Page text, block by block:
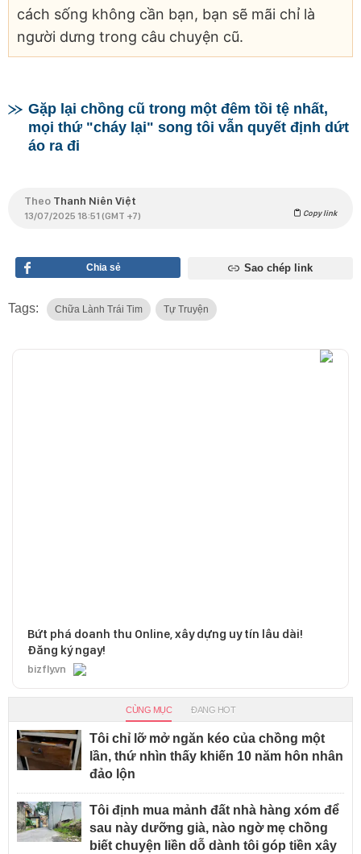
cách sống không cần bạn, bạn sẽ mãi chỉ là
người dưng trong câu chuyện cũ.
Gặp lại chồng cũ trong một đêm tồi tệ nhất,
mọi thứ "cháy lại" song tôi vẫn quyết định dứt
áo ra đi
Theo Thanh Niên Việt
13/07/2025 18:51 (GMT +7) Copy link
Chia sẻ Sao chép link
Tags: Chữa Lành Trái Tim Tự Truyện
Bứt phá doanh thu Online, xây dựng uy tín lâu dài!
Đăng ký ngay!
bizfly.vn
CÙNG MỤC ĐANG HOT
Tôi chỉ lỡ mở ngăn kéo của chồng một
lần, thứ nhìn thấy khiến 10 năm hôn nhân
đảo lộn
Tôi định mua mảnh đất nhà hàng xóm để
sau này dưỡng già, nào ngờ mẹ chồng
biết chuyện liền dỗ dành tôi góp tiền xây